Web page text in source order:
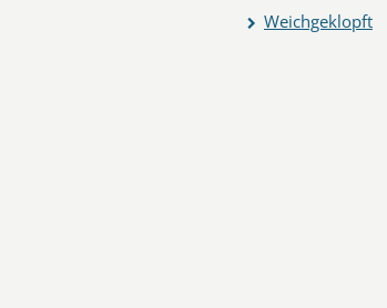
Weichgeklopft